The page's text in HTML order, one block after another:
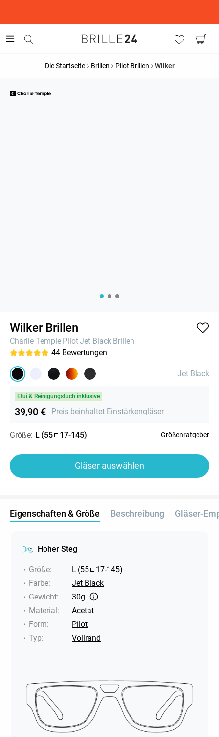
Die Startseite Brillen Pilot Brillen Wilker
Wilker Brillen
Charlie Temple PilotJet Black Brillen
44 Bewertungen
Jet Black
Etui & Reinigungstuch inklusive
39,90 € Preis beinhaltet Einstärkengläser
Größe: L (55 17-145) Größenratgeber
Gläser auswählen
Eigenschaften & Größe Beschreibung Gläser-
Hoher Steg
Größe: L (55 17-145)
Farbe:
Jet Black
Gewicht:
30g
Material:
Acetat
Form:
Pilot
Typ: Vollrand